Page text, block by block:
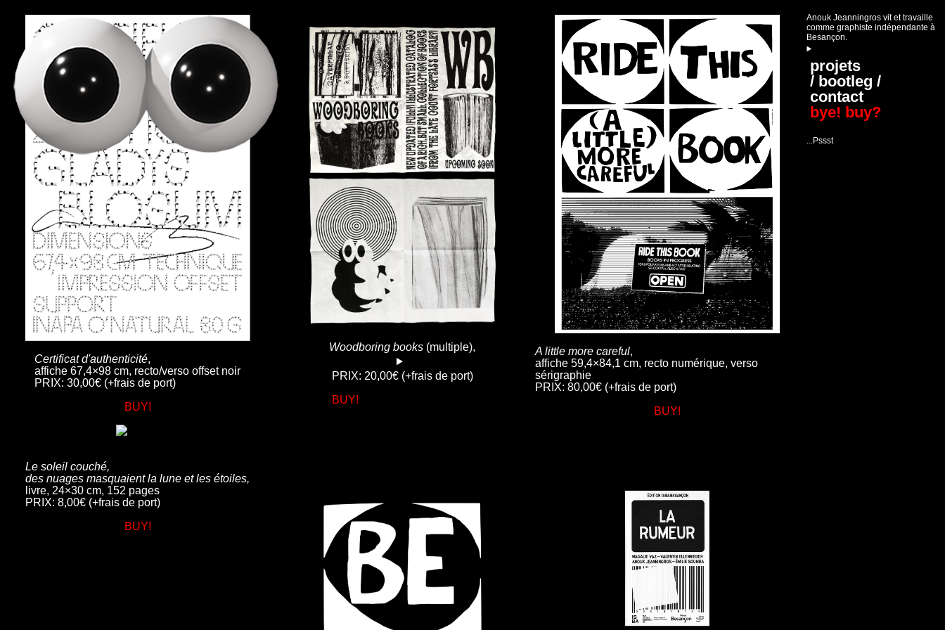
Anouk Jeanningros vit et travaille
comme graphiste indépendante à
Besançon.
projets
/ bootleg /
contact
bye! buy?
...Pssst
Certificat d'authenticité,
affiche 67,4×98 cm, recto/verso offset noir
PRIX: 30,00€ (+frais de port)
BUY!
Le soleil couché,
des nuages masquaient la lune et les étoiles,
livre, 24×30 cm, 152 pages
PRIX: 8,00€ (+frais de port)
BUY!
Woodboring books (multiple),
PRIX: 20,00€ (+frais de port)
BUY!
A little more careful,
affiche 59,4×84,1 cm, recto numérique, verso
sérigraphie
PRIX: 80,00€ (+frais de port)
BUY!